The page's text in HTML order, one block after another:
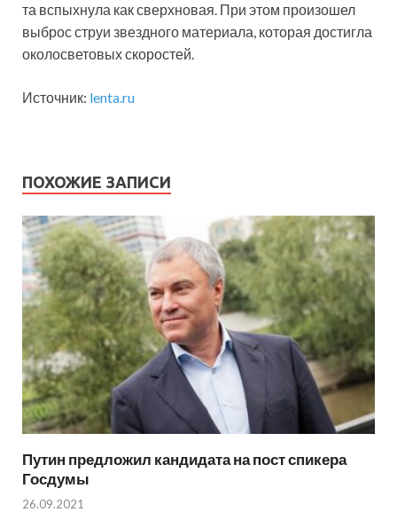
та вспыхнула как сверхновая. При этом произошел
выброс струи звездного материала, которая достигла
околосветовых скоростей.
Источник: lenta.ru
ПОХОЖИЕ ЗАПИСИ
Путин предложил кандидата на пост спикера
Госдумы
26.09.2021